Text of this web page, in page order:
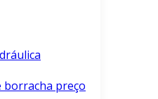
borracha preço